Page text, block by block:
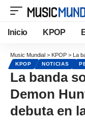
Inicio KPOP
Music Mundial > KPOP > La
KPOP NOTICIAS
La banda
Demon
debuta en